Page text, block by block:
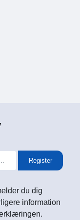
Register
du dig
information